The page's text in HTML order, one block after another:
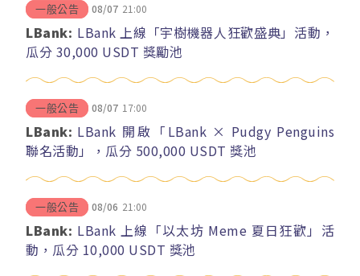
一般公告 08/07 21:00
LBank: LBank 上線「宇樹機器人狂歡盛典」活動，
瓜分 30,000 USDT 獎勵池
一般公告 08/07 17:00
LBank: LBank 開啟「LBank × Pudgy Penguins
聯名活動」，瓜分 500,000 USDT 獎池
一般公告 08/06 21:00
LBank: LBank 上線「以太坊 Meme 夏日狂歡」活
動，瓜分 10,000 USDT 獎池